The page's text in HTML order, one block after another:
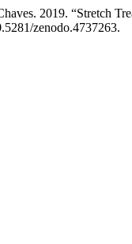
2019. “Stretch
zenodo.4737263.